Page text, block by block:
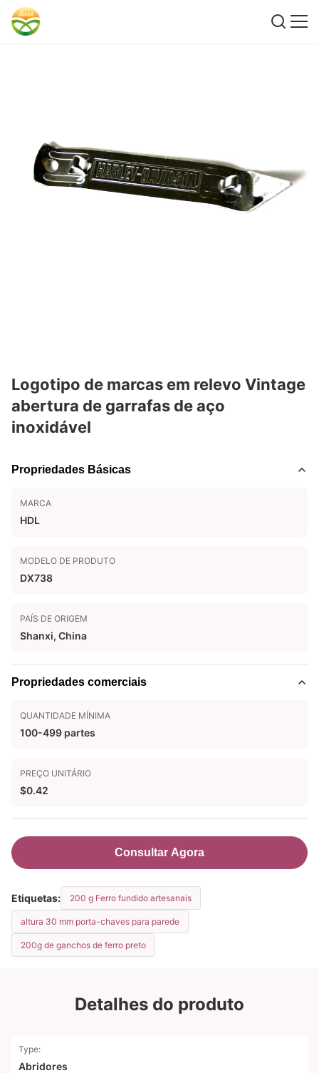
Logotipo de marcas em relevo Vintage
abertura de garrafas de aço
inoxidável
Propriedades Básicas
MARCA
HDL
MODELO DE PRODUTO
DX738
PAÍS DE ORIGEM
Shanxi, China
Propriedades comerciais
QUANTIDADE MÍNIMA
100-499 partes
PREÇO UNITÁRIO
$0.42
Consultar Agora
Etiquetas: 200 g Ferro fundido artesanais
altura 30 mm porta-chaves para parede
200g de ganchos de ferro preto
Detalhes do produto
Type:
Abridores